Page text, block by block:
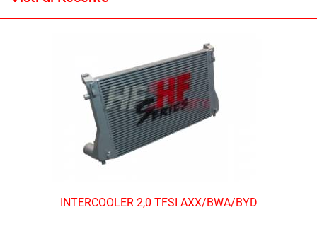
INTERCOOLER 2,0 TFSI AXX/BWA/BYD